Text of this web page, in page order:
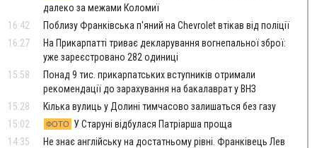
далеко за межами Коломиї
16:42
Поблизу Франківська п'яний на Chevrolet втікав від поліції
16:27
На Прикарпатті триває декларування вогнепальної зброї:
уже зареєстровано 282 одиниці
15:58
Понад 9 тис. прикарпатських вступників отримали
рекомендації до зарахування на бакалаврат у ВНЗ
15:28
Кілька вулиць у Долині тимчасово залишаться без газу
15:02
ФОТО
У Старуні відбулася Патріарша проща
14:35
Не знає англійську на достатньому рівні. Франківець Лев